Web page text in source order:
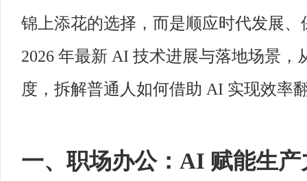
锦上添花的选择，而是顺应时代发展
2026 年最新 AI 技术进展与落地场景
度，拆解普通人如何借助 AI 实现效率
一、职场办公：AI 赋能生